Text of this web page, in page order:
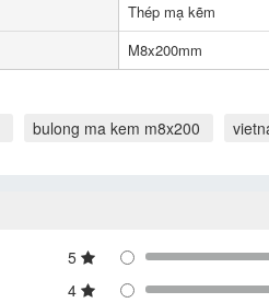
Thép mạ kẽm
M8x200mm
bulong ma kem m8x200
5
4